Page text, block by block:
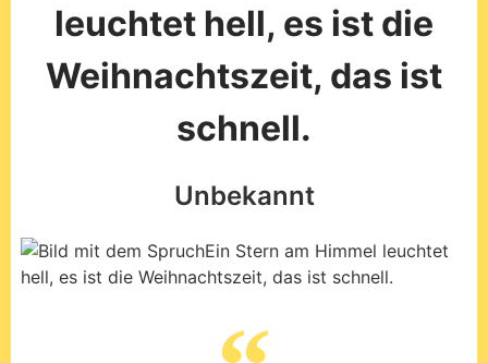
leuchtet hell, es ist die
Weihnachtszeit, das ist
schnell.
Unbekannt